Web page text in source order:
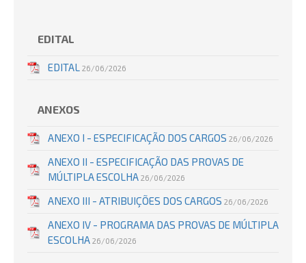
EDITAL
EDITAL 26/06/2026
ANEXOS
ANEXO I - ESPECIFICAÇÃO DOS CARGOS 26/06/2026
ANEXO II - ESPECIFICAÇÃO DAS PROVAS DE
MÚLTIPLA ESCOLHA 26/06/2026
ANEXO III - ATRIBUIÇÕES DOS CARGOS 26/06/2026
ANEXO IV - PROGRAMA DAS PROVAS DE MÚLTIPLA
ESCOLHA 26/06/2026